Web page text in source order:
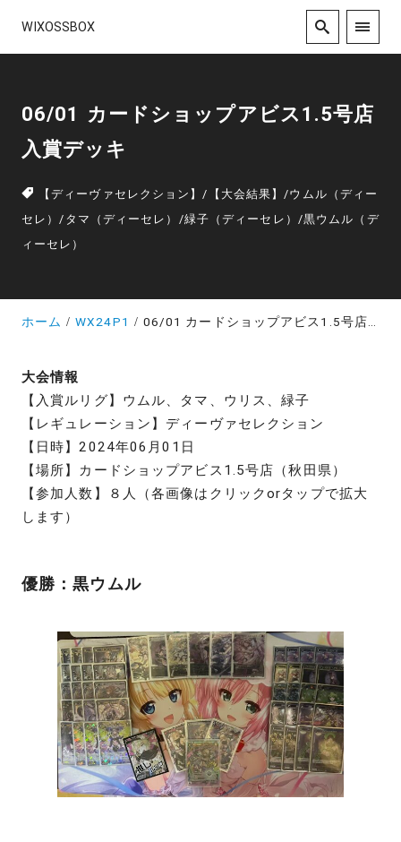
WIXOSSBOX
06/01 カードショップアビス1.5号店
入賞デッキ
【ディーヴァセレクション】/ 【大会結果】/ウムル（ディー
セレ）/ タマ（ディーセレ） /緑子（ディーセレ） /黒ウムル（デ
ィーセレ）
ホーム WX24P1 06/01 カードショップアビス1.5号店 入賞デッキ
大会情報
【入賞ルリグ】ウムル、タマ、ウリス、緑子
【レギュレーション】ディーヴァセレクション
【日時】2024年06月01日
【場所】カードショップアビス1.5号店（秋田県）
【参加人数】８人（各画像はクリックorタップで拡大
します）
優勝：黒ウムル